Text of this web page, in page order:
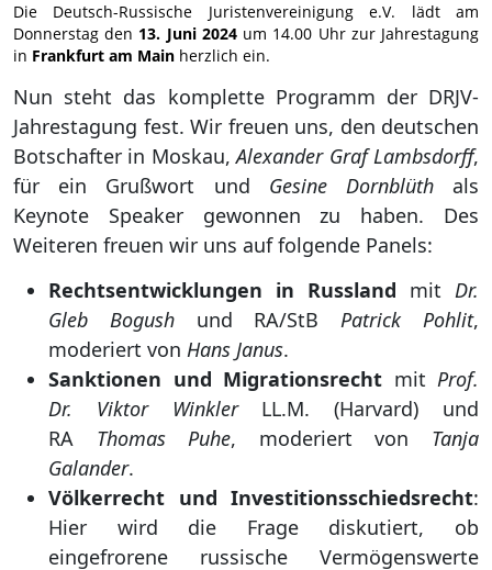
Die Deutsch-Russische Juristenvereinigung e.V. lädt am
Donnerstag den 13. Juni 2024um 14.00 Uhr zur Jahrestagung
in Frankfurt am Main herzlich ein.
Nun steht das komplette Programm der DRJV-
Jahrestagung fest. Wir freuen uns, den deutschen
Botschafter in Moskau,Alexander Graf Lambsdorff,
für ein Grußwort und Gesine Dornblüthals
Keynote Speaker gewonnen zu haben. Des
Weiteren freuen wir uns auf folgende Panels:
Rechtsentwicklungen in Russland mit Dr.
Gleb Bogushund RA/StB Patrick Pohlit,
moderiert von Hans Janus.
Sanktionen und Migrationsrecht mit Prof.
Dr. Viktor WinklerLL.M. (Harvard) und
RA Thomas Puhe, moderiert von Tanja
Galander.
Völkerrecht und Investitionsschiedsrecht:
Hier wird die Frage diskutiert, ob
eingefrorene russische Vermögenswerte